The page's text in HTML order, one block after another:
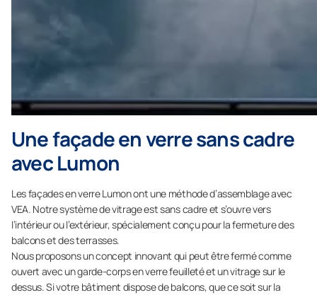
Une façade en verre sans cadre
avec Lumon
Les façades en verre Lumon ont une méthode d’assemblage avec
VEA. Notre système de vitrage est sans cadre et s’ouvre vers
l’intérieur ou l’extérieur, spécialement conçu pour la fermeture des
balcons et des terrasses.
Nous proposons un concept innovant qui peut être fermé comme
ouvert avec un garde-corps en verre feuilleté et un vitrage sur le
dessus. Si votre bâtiment dispose de balcons, que ce soit sur la